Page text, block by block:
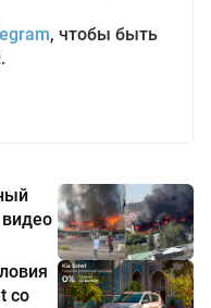
, чтобы быть
со